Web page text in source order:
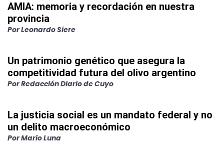
AMIA: memoria y recordación en nuestra
provincia
PorLeonardo Siere
Un patrimonio genético que asegura la
competitividad futura del olivo argentino
PorRedacción Diario de Cuyo
La justicia social es un mandato federal y no
un delito macroeconómico
PorMario Luna